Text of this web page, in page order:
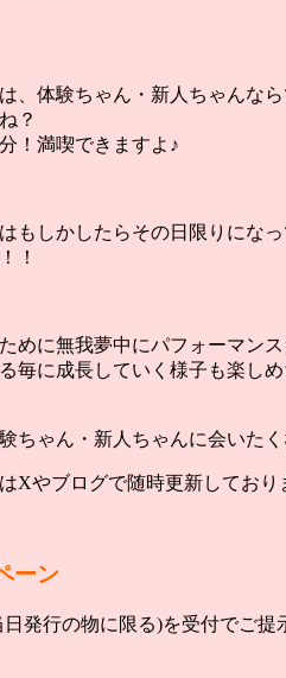
、体験ちゃん・新人ちゃんなら
？
！満喫できますよ♪
もしかしたらその日限りにな
！
めに無我夢中にパフォーマン
毎に成長していく様子も楽しめ
ちゃん・新人ちゃんに会いた
Xやブログで随時更新しており
ーン
発行の物に限る)を受付でご提